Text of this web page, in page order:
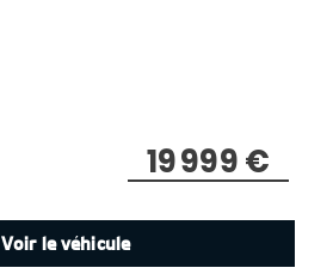
19 999 €
Voir le véhicule